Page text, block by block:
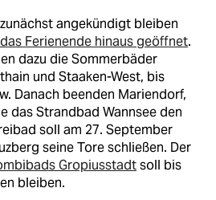
angekündigt bleiben
Ferienende hinaus geöffnet.
dazu die Sommerbäder
und Staaken-West, bis
Danach beenden Mariendorf,
das Strandbad Wannsee den
soll am 27. September
seine Tore schließen. Der
Gropiusstadtsoll bis
bleiben.